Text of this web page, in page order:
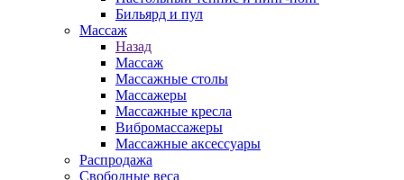
Бильярд и пул
Массаж
Назад
Массаж
Массажные столы
Массажеры
Массажные кресла
Вибромассажеры
Массажные аксессуары
Распродажа
Свободные веса